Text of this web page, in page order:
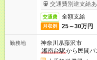
交通費別途支給あ
交通費 全額支給
月収例 25～30万円
勤務地
神奈川県藤沢市
湘南台駅から民間